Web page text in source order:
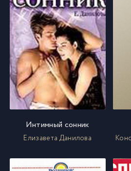
Интимный сонник
Елизавета Данилова